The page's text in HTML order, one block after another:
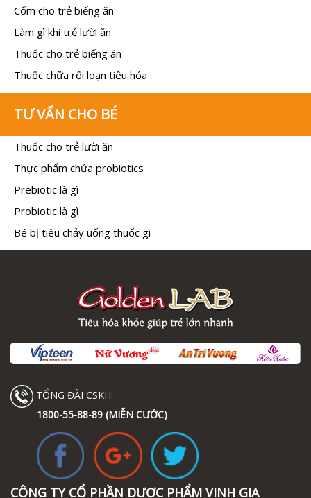
Cốm cho trẻ biếng ăn
Làm gì khi trẻ lười ăn
Thuốc cho trẻ biếng ăn
Thuốc chữa rối loạn tiêu hóa
TƯ VẤN CHO BÉ
Thuốc cho trẻ lười ăn
Thực phẩm chứa probiotics
Prebiotic là gì
Probiotic là gì
Bé bị tiêu chảy uống thuốc gì
TỔNG ĐÀI CSKH:
1800-55-88-89 (MIỄN CƯỚC)
CÔNG TY CỔ PHẦN DƯỢC PHẨM VINH GIA